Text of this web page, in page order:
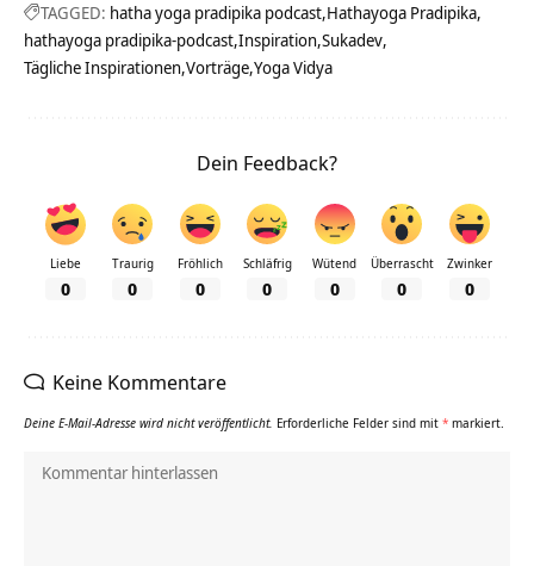
TAGGED: hatha yoga pradipika podcast Hathayoga Pradipika
hathayoga pradipika-podcast Inspiration Sukadev
Tägliche Inspirationen Vorträge Yoga Vidya
Dein Feedback?
Liebe
0
Traurig
0
Fröhlich
0
Schläfrig
0
Wütend
0
Überrascht
0
Zwinker
0
Keine Kommentare
Deine E-Mail-Adresse wird nicht veröffentlicht. Erforderliche Felder sind mit * markiert.